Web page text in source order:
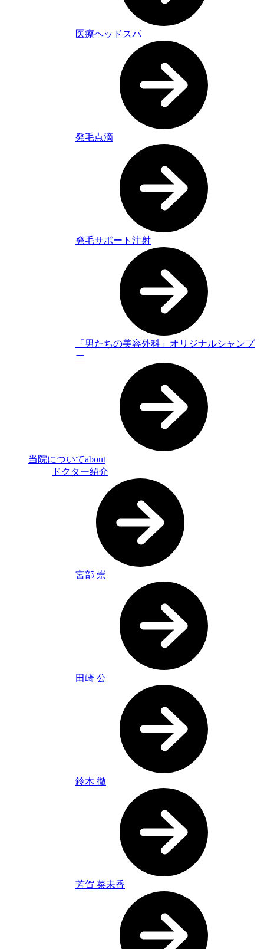
医療ヘッドスパ
発毛点滴
発毛サポート注射
「男たちの美容外科」オリジナルシャンプ
ー
当院についてabout
ドクター紹介
宮部 崇
田崎 公
鈴木 徹
芳賀 菜未香